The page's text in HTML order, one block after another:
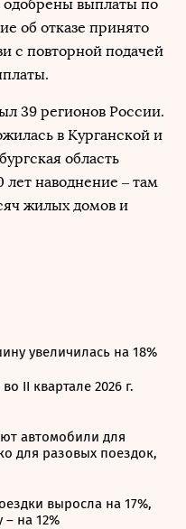
выплаты по
об отказе принято
с повторной подачей
39 регионов России.
в Курганской и
область
наводнение – там
жилых домов и
увеличилась на 18%
II квартале 2026 г.
автомобили для
для разовых поездок,
выросла на 17%,
на 12%